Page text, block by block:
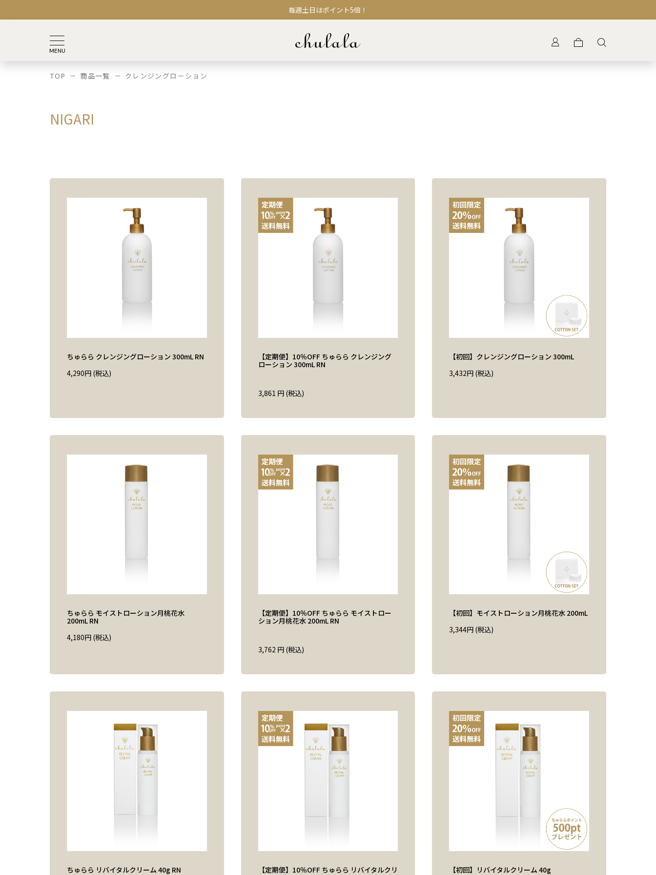
毎週土日はポイント5倍！
TOP 商品一覧 クレンジングローション
NIGARI
ちゅらら クレンジングローション 300mL RN
4,290円 (税込)
【定期便】10％OFF ちゅらら クレンジング
ローション 300mL RN
3,861 円 (税込)
【初回】クレンジングローション 300mL
3,432円 (税込)
ちゅらら モイストローション月桃花水
200mL RN
4,180円 (税込)
【定期便】10％OFF ちゅらら モイストロー
ション月桃花水 200mL RN
3,762 円 (税込)
【初回】モイストローション月桃花水 200mL
3,344円 (税込)
ちゅらら リバイタルクリーム 40g RN
【定期便】10％OFF ちゅらら リバイタルクリ
【初回】リバイタルクリーム 40g